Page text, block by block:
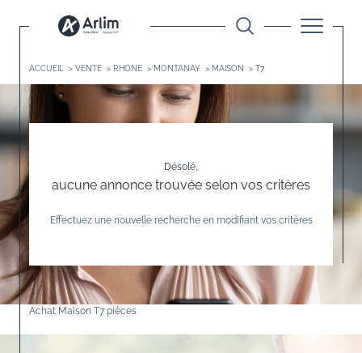
ACCUEIL VENTE RHONE MONTANAY MAISON T7
Désolé,
aucune annonce trouvée selon vos critères
Effectuez une nouvelle recherche en modifiant vos critères
Achat Maison T7 pièces